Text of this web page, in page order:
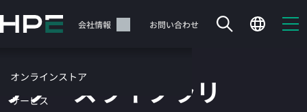
イ
テ
サポート 会社情報 お問い合わせ
オンラインストア
サービス
リソースライブラリ